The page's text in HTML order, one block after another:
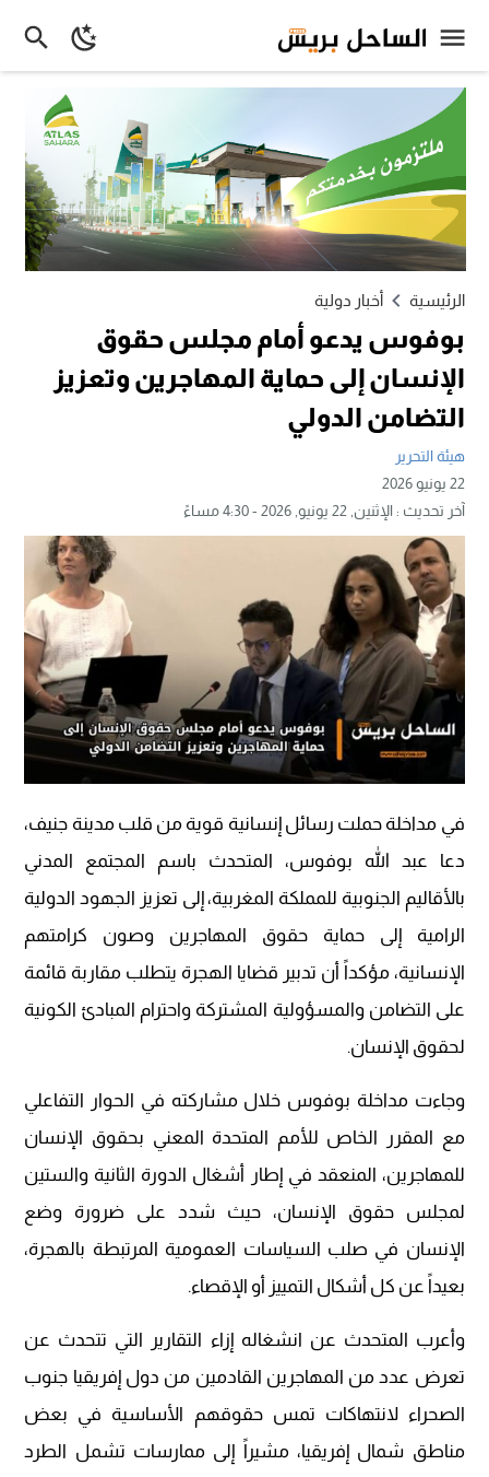
الرئيسية أخبار دولية
بوفوس يدعو أمام مجلس حقوق
الإنسان إلى حماية المهاجرين وتعزيز
التضامن الدولي
هيئة التحرير
22 يونيو 2026
آخر تحديث :الإثنين, 22 يونيو, 2026 - 4:30 مساءً
في مداخلة حملت رسائل إنسانية قوية من قلب مدينة جنيف،
دعا عبد الله بوفوس، المتحدث باسم المجتمع المدني
بالأقاليم الجنوبية للمملكة المغربية، إلى تعزيز الجهود الدولية
الرامية إلى حماية حقوق المهاجرين وصون كرامتهم
الإنسانية، مؤكداً أن تدبير قضايا الهجرة يتطلب مقاربة قائمة
على التضامن والمسؤولية المشتركة واحترام المبادئ الكونية
لحقوق الإنسان.
وجاءت مداخلة بوفوس خلال مشاركته في الحوار التفاعلي
مع المقرر الخاص للأمم المتحدة المعني بحقوق الإنسان
للمهاجرين، المنعقد في إطار أشغال الدورة الثانية والستين
لمجلس حقوق الإنسان، حيث شدد على ضرورة وضع
الإنسان في صلب السياسات العمومية المرتبطة بالهجرة،
بعيداً عن كل أشكال التمييز أو الإقصاء.
وأعرب المتحدث عن انشغاله إزاء التقارير التي تتحدث عن
تعرض عدد من المهاجرين القادمين من دول إفريقيا جنوب
الصحراء لانتهاكات تمس حقوقهم الأساسية في بعض
مناطق شمال إفريقيا، مشيراً إلى ممارسات تشمل الطرد